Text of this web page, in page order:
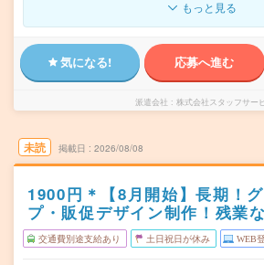
もっと見る
気になる! 応募へ進む
派遣会社 株式会社スタッフサー
未読 掲載日 2026/08/08
1900円＊【8月開始】長期！
プ・販促デザイン制作！残業
交通費別途支給あり 土日祝日が休み WEB